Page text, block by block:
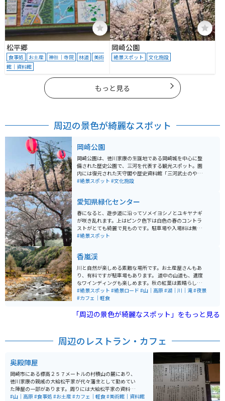
松平郷
食事処 お土産 神社｜寺院 林道
美術
館｜資料館
岡崎公園
絶景スポット 文化施設
もっと見る
周辺の景色が綺麗なスポット
岡崎公園
岡崎公園は、徳川家康の生誕地である岡崎城を中心に整
備された歴史公園で、三河を代表する観光スポット。園
内には復元された天守閣や歴史資料館「三河武士のやか
た家康館」、能楽堂や茶室などが点在し、戦国時代の雰
やイベントも楽しめる。敷地は広く緑も多いため、のん
びりとした観光にも最適。駐車場が整備されておりバイ
クでもアクセスしやすく、ツーリング途中の立ち寄りス
ポットとしてもおすすめ。
#絶景スポット #文化施設
愛知県緑化センター
春になると、遊歩道に沿ってソメイヨシノとユキヤナギ
が咲き乱れます。上はピンク色下は白色の春のコントラ
ストがとても綺麗で見ものです。駐車場や入場料は無料
で広い敷地を散策しながら、ゆっくりと歩いて回ること
敷地内にある建物は、デザインがとても凝っており、建
物内から見る外の自然の景色が美しく見えるようになっ
ていて、1枚の絵のように見え癒されます。もちろん、春
だけでなく、季節折々に植物たちがガラッと色を変える
ので、年中楽しめる場所です。
#絶景スポット
香嵐渓
川と自然が楽しめる素敵な場所です。お土産屋さんもあ
り、有料ですが駐車場もあります。 道中の山道も、適度
なワインディングも楽しめます。秋の紅葉は素晴らし
く、夜はライトアップされて、とても幻想的です。近く
に有料道路も通っているため、名古屋方面からのアクセ
#絶景スポット #絶景ロード #山｜高原#湖｜川｜滝#夜景
#カフェ｜軽食
「周辺の景色が綺麗なスポット」をもっと見る
周辺のレストラン・カフェ
奥殿陣屋
岡崎市にある標高２５７メートルの村積山の麓にあり、
徳川家康の親戚の大給松平家が代々藩主として勤めてい
た陣屋の一部があります。周りには大給松平家の資料館
と岡崎名物の花火の資料館があり、ひまわり畑や欧州庭
#山｜高原#食事処 #お土産#カフェ｜軽食#美術館｜資料館